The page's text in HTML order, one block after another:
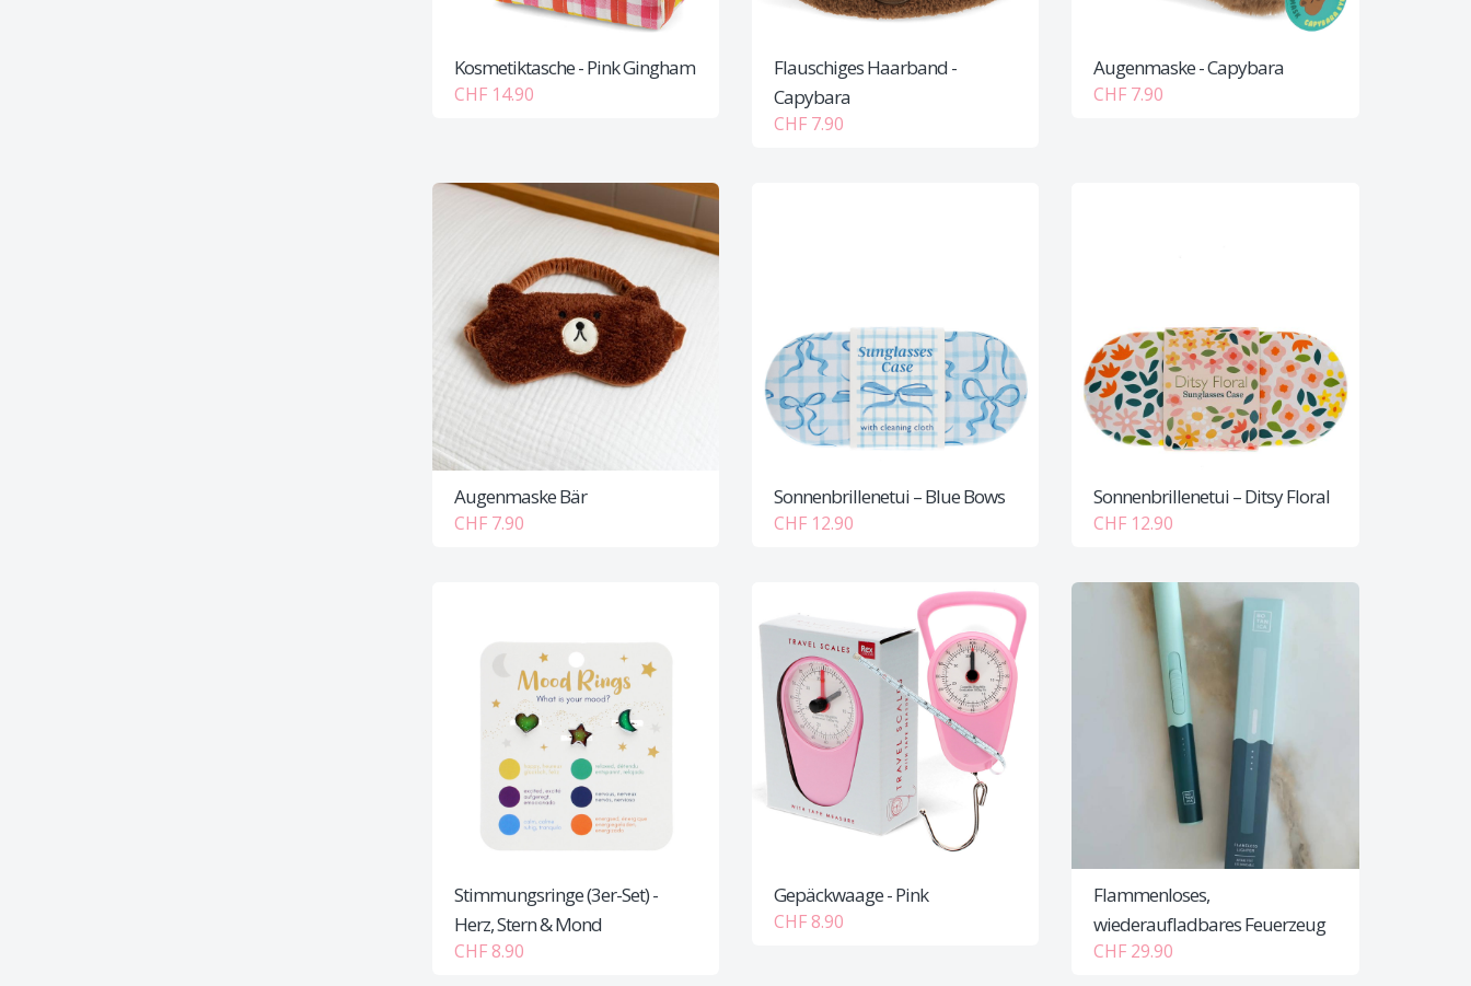
Kosmetiktasche - Pink Gingham
CHF 14.90
Flauschiges Haarband -
Capybara
CHF 7.90
Augenmaske - Capybara
CHF 7.90
Augenmaske Bär
CHF 7.90
Sonnenbrillenetui – Blue Bows
CHF 12.90
Sonnenbrillenetui – Ditsy Floral
CHF 12.90
Stimmungsringe (3er-Set) -
Herz, Stern & Mond
CHF 8.90
Gepäckwaage - Pink
CHF 8.90
Flammenloses,
wiederaufladbares Feuerzeug
CHF 29.90